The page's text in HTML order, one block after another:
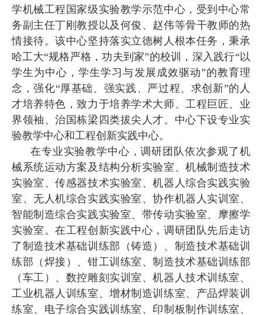
学机械工程国家级实验教学示范中心，受到中心常
务副主任丁刚教授以及何俊、赵伟等骨干教师的热
情接待。该中心坚持落实立德树人根本任务，秉承
哈工大“规格严格，功夫到家”的校训，深入践行“以
学生为中心，学生学习与发展成效驱动”的教育理
念，强化“厚基础、强实践、严过程、求创新”的人
才培养特色，致力于培养学术大师、工程巨匠、业
界领袖、治国栋梁四类拔尖人才。中心下设专业实
验教学中心和工程创新实践中心。
在专业实验教学中心，调研团队依次参观了机
械系统运动方案及结构分析实验室、机械制造技术
实验室、传感器技术实验室、机器人综合实践实验
室、无人机综合实践实验室、协作机器人实训室、
智能制造综合实践实验室、带传动实验室、摩擦学
实验室。在工程创新实践中心，调研团队先后走访
了制造技术基础训练部（铸造）、制造技术基础训
练部（焊接）、钳工训练室、制造技术基础训练部
（车工）、数控雕刻实训室、机器人技术训练室、
工业机器人训练室、增材制造训练室、产品焊装训
练室、电子综合实践训练室、印制板制作训练室、